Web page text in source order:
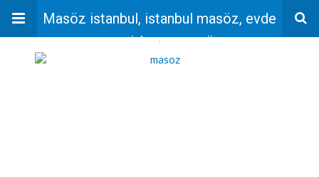
Masöz istanbul, istanbul masöz, evde
masaj, bayan masöz
'